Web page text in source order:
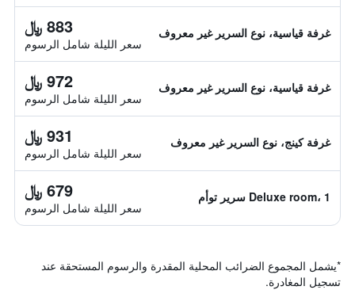
غرفة قياسية، نوع السرير غير معروف 883 ﷼
سعر الليلة شامل الرسوم
غرفة قياسية، نوع السرير غير معروف 972 ﷼
سعر الليلة شامل الرسوم
غرفة كينج، نوع السرير غير معروف 931 ﷼
سعر الليلة شامل الرسوم
Deluxe room، 1 سرير توأم 679 ﷼
سعر الليلة شامل الرسوم
*يشمل المجموع الضرائب المحلية المقدرة والرسوم المستحقة عند
تسجيل المغادرة.